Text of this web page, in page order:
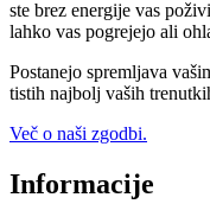
ste brez energije vas
lahko vas pogrejejo ali
Postanejo spremljava
tistih najbolj vaših
Več o naši zgodbi.
Informacije